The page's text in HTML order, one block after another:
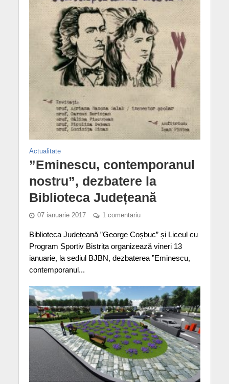
Actualitate
”Eminescu, contemporanul
nostru”, dezbatere la
Biblioteca Județeană
07 ianuarie 2017 1 comentariu
Biblioteca Județeană ”George Coșbuc” și Liceul cu
Program Sportiv Bistrița organizează vineri 13
ianuarie, la sediul BJBN, dezbaterea ”Eminescu,
contemporanul...